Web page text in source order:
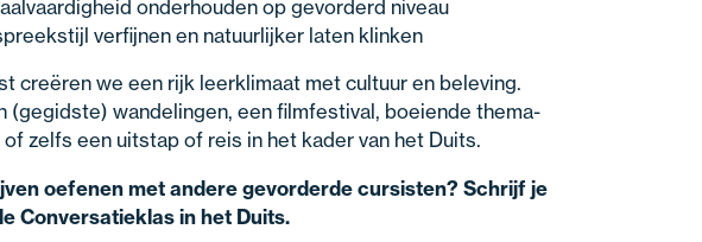
onderhouden op gevorderd niveau
verfijnen en natuurlijker laten klinken
creëren we een rijk leerklimaat met cultuur en beleving.
(gegidste) wandelingen, een filmfestival, boeiende thema-
of zelfs een uitstap of reis in het kader van het Duits.
oefenen met andere gevorderde cursisten? Schrijf je
Conversatieklas in het Duits.